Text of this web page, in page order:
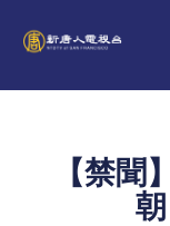
【禁聞